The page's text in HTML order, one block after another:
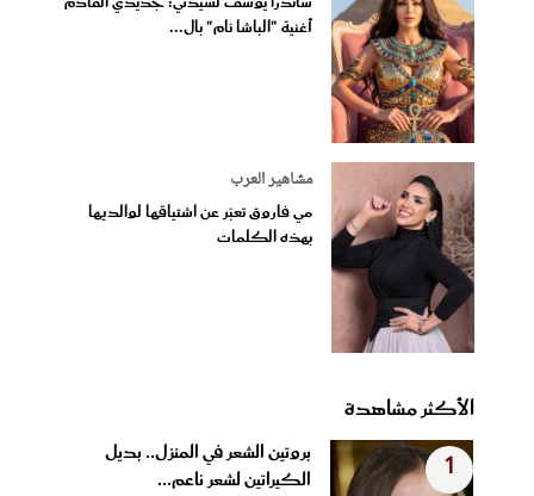
أغنية "الباشا نام" بال...
مشاهير العرب
مي فاروق تعبّر عن اشتياقها لوالديها
بهذه الكلمات
الأكثر مشاهدة
1
بروتين الشعر في المنزل.. بديل
الكيراتين لشعر ناعم...